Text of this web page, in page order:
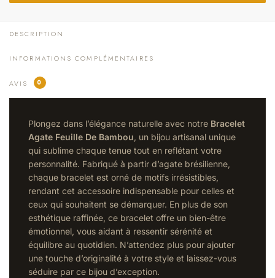
DESCRIPTION
INFORMATIONS COMPLÉMENTAIRES
AVIS 0
Plongez dans l’élégance naturelle avec notre Bracelet
Agate Feuille De Bambou, un bijou artisanal unique
qui sublime chaque tenue tout en reflétant votre
personnalité. Fabriqué à partir d’agate brésilienne,
chaque bracelet est orné de motifs irrésistibles,
rendant cet accessoire indispensable pour celles et
ceux qui souhaitent se démarquer. En plus de son
esthétique raffinée, ce bracelet offre un bien-être
émotionnel, vous aidant à ressentir sérénité et
équilibre au quotidien. N’attendez plus pour ajouter
une touche d’originalité à votre style et laissez-vous
séduire par ce bijou d’exception.